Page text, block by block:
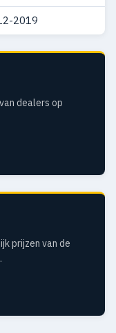
2019
dealers op
prijzen van de